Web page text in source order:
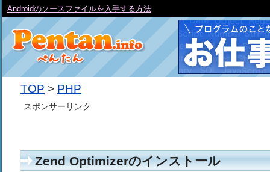
TOP > PHP
Zend Optimizerのインストール
スポンサーリンク
Androidのソースファイルを入手する方法